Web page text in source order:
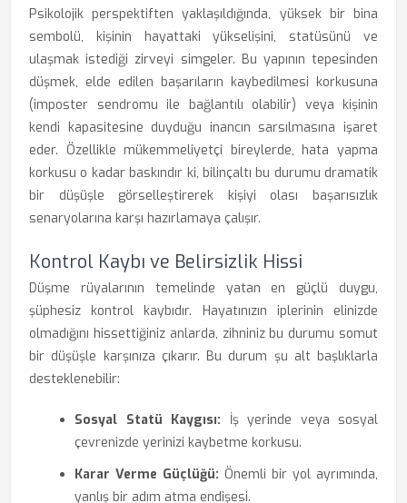
Psikolojik perspektiften yaklaşıldığında, yüksek bir bina
sembolü, kişinin hayattaki yükselişini, statüsünü ve
ulaşmak istediği zirveyi simgeler. Bu yapının tepesinden
düşmek, elde edilen başarıların kaybedilmesi korkusuna
(imposter sendromu ile bağlantılı olabilir) veya kişinin
kendi kapasitesine duyduğu inancın sarsılmasına işaret
eder. Özellikle mükemmeliyetçi bireylerde, hata yapma
korkusu o kadar baskındır ki, bilinçaltı bu durumu dramatik
bir düşüşle görselleştirerek kişiyi olası başarısızlık
senaryolarına karşı hazırlamaya çalışır.
Kontrol Kaybı ve Belirsizlik Hissi
Düşme rüyalarının temelinde yatan en güçlü duygu,
şüphesiz kontrol kaybıdır. Hayatınızın iplerinin elinizde
olmadığını hissettiğiniz anlarda, zihniniz bu durumu somut
bir düşüşle karşınıza çıkarır. Bu durum şu alt başlıklarla
desteklenebilir:
Sosyal Statü Kaygısı: İş yerinde veya sosyal
çevrenizde yerinizi kaybetme korkusu.
Karar Verme Güçlüğü: Önemli bir yol ayrımında,
yanlış bir adım atma endişesi.